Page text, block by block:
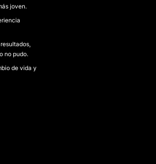
joven.
no pudo.
de vida y